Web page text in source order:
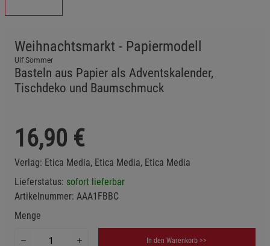
Weihnachtsmarkt - Papiermodell
Ulf Sommer
Basteln aus Papier als Adventskalender,
Tischdeko und Baumschmuck
16,90 €
Verlag: Etica Media, Etica Media, Etica Media
Lieferstatus: sofort lieferbar
Artikelnummer: AAA1FBBC
Menge
In den Warenkorb >>